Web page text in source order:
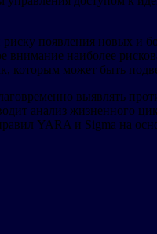
появления новых и
внимание наиболее
которым может быть
выявлять
анализ жизненного
YARA и Sigma на